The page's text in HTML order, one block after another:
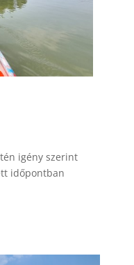
igény szerint
időpontban